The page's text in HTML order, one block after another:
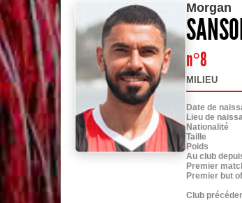
Morgan
n°8
MILIEU
Date de
Lieu de
Nationalité
Taille
Poids
Au club
Premier
Premier but
Club